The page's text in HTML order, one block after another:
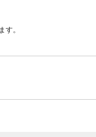
す。